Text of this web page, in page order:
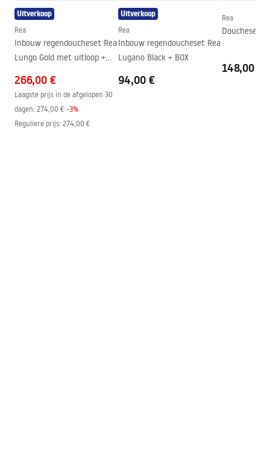
vloer
Richting van de cabine
Universeel
Garantie
24 maanden
Easy Clean-coating
Niet
Instrukcja montażu brodzika
Instrukcja_montazu.pdf
Instrukcja montażu
Instrukcja montażu kabiny City PL.pdf
Uitverkoop
Rea
Inbouw regendoucheset Rea
Lungo Gold met uitloop +
266,00 €
Laagste prijs in de afgelopen 30
dagen: 274,00 € -3%
Reguliere prijs: 274,00 €
Uitverkoop
Rea
Inbouw regendoucheset Rea
Lugano Black + BOX
94,00 €
Rea
Doucheset
148,00 €